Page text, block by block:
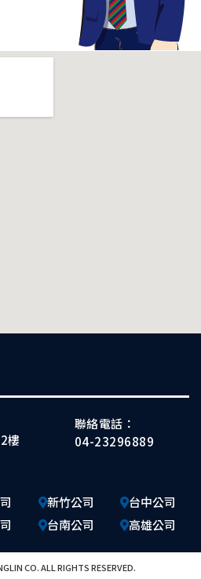
樓
聯絡電話：
04-23296889
新竹公司
台中公司
台南公司 高雄公司
CO. ALL RIGHTS RESERVED.